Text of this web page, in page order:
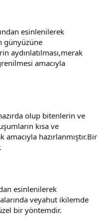
esinlenilerek
günyüzüne
aydınlatılması,merak
amacıyla
olup bitenlerin ve
kısa ve
hazırlanmıştır.Bir
esinlenilerek
veyahut ikilemde
bir yöntemdir.